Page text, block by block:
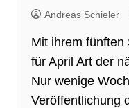
Andreas Schieler
Mit ihrem fünften
für April Art der
Nur wenige
Veröffentlichung